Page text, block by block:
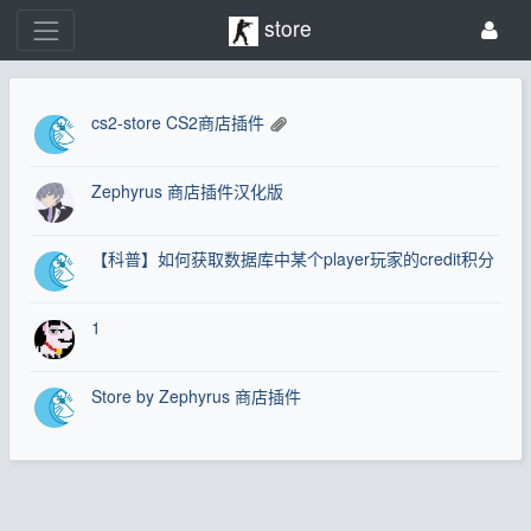
store
cs2-store CS2商店插件
Zephyrus 商店插件汉化版
【科普】如何获取数据库中某个player玩家的credit积分
1
Store by Zephyrus 商店插件